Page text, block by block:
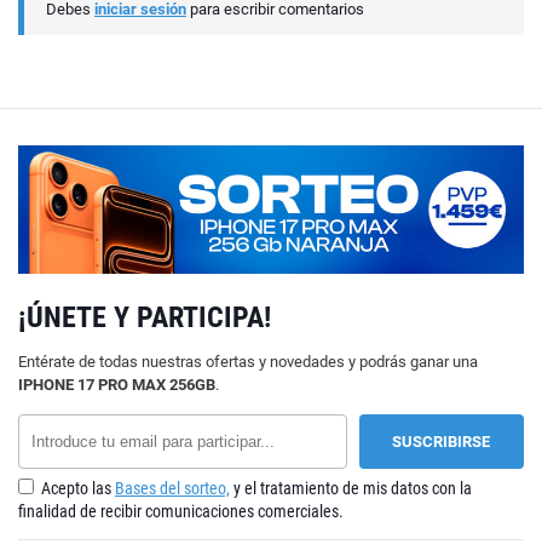
Debes iniciar sesión para escribir comentarios
¡ÚNETE Y PARTICIPA!
Entérate de todas nuestras ofertas y novedades y podrás ganar una
IPHONE 17 PRO MAX 256GB.
Acepto las Bases del sorteo, y el tratamiento de mis datos con la
finalidad de recibir comunicaciones comerciales.